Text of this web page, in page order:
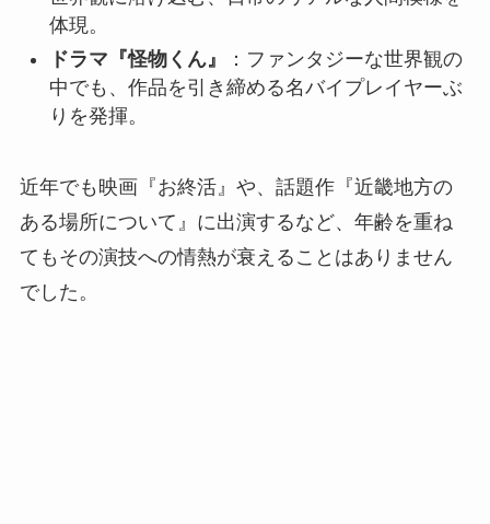
体現。
ドラマ『怪物くん』
：ファンタジーな世界観の
中でも、作品を引き締める名バイプレイヤーぶ
りを発揮。
近年でも映画『お終活』や、話題作『近畿地方の
ある場所について』に出演するなど、年齢を重ね
てもその演技への情熱が衰えることはありません
でした。